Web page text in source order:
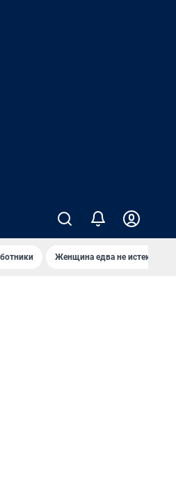
Женщина едва не истекла